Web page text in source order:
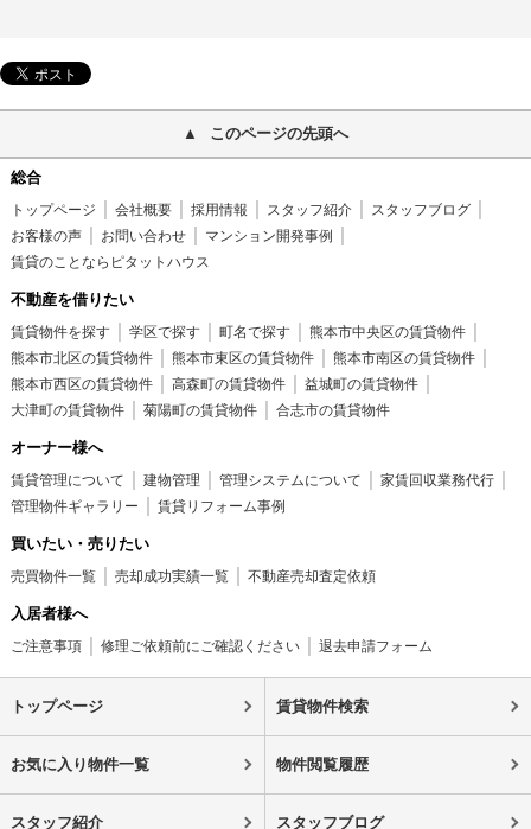
このページの先頭へ
総合
トップページ 会社概要 採用情報 スタッフ紹介
スタッフブログ
お客様の声
お問い合わせ
マンション開発事例
賃貸のことならピタットハウス
不動産を借りたい
賃貸物件を探す 学区で探す 町名で探す
熊本市中央区の賃貸物件
熊本市北区の賃貸物件
熊本市東区の賃貸物件
熊本市南区の賃貸物件
熊本市西区の賃貸物件
高森町の賃貸物件
益城町の賃貸物件
大津町の賃貸物件
菊陽町の賃貸物件 合志市の賃貸物件
オーナー様へ
賃貸管理について 建物管理 管理システムについて
家賃回収業務代行
管理物件ギャラリー
賃貸リフォーム事例
買いたい・売りたい
売買物件一覧 売却成功実績一覧 不動産売却査定依頼
入居者様へ
ご注意事項 修理ご依頼前にご確認ください 退去申請フォーム
トップページ 賃貸物件検索
お気に入り物件一覧 物件閲覧履歴
スタッフ紹介 スタッフブログ